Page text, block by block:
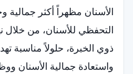
الأسنان مظهراً أكثر جمالية
التحفظي للأسنان، من خلال
ذوي الخبرة، حلولاً مناسبة
واستعادة جمالية الأسنان